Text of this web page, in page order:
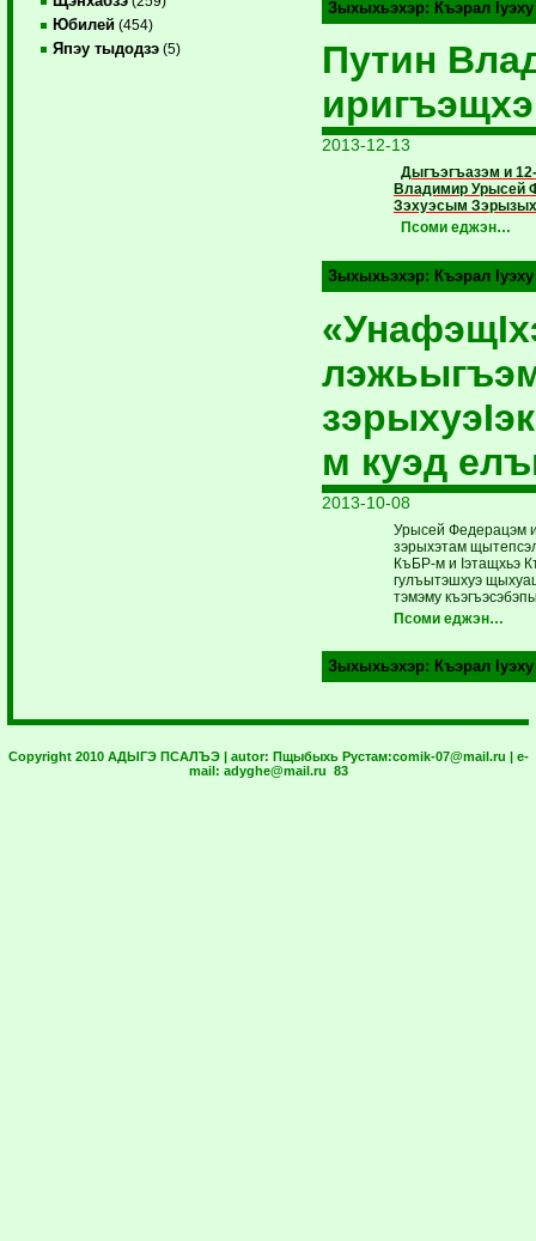
Юбилей (454)
Япэу тыдодзэ (5)
Зыхыхьэхэр: Къэрал Iуэху
Путин
2013-12-13
Дыгъэгъазэм и
Владимир Урысей
Зэхуэ­сым
Псоми еджэн…
Зыхыхьэхэр: Къэрал Iуэху
м куэд
2013-10-08
Урысей Федерацэм
зэрыхэтам
КъБР-м и Iэтащхьэ
гулъытэшхуэ
тэмэму
Псоми еджэн…
Зыхыхьэхэр: Къэрал Iуэху
Copyright 2010 АДЫГЭ ПСАЛЪЭ | autor: Пщыбыхь Рустам:comik-07@mail.ru | e-
mail: adyghe@mail.ru 83